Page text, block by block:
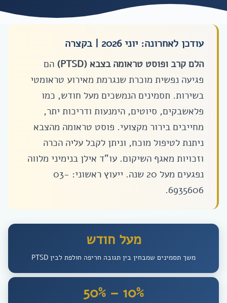
עודכן לאחרונה: יוני 2026 | בקצרה
הלם קרב ופוסט טראומה בצבא (PTSD)
הם
פגיעה נפשית מוכרת שנגרמת מאירוע טראומטי
בשירות. תסמינים הנמשכים מעל חודש, כמו
פלאשבקים, סיוטים, הימנעות ודריכות יתר,
מחייבים בירור מקצועי. פוסט טראומה מהצבא
ניתנת לטיפול מוכח, וניתן לקבל עליה הכרה
וזכויות מאגף השיקום. עו”ד אילן בנימיני מלווה
נפגעים מעל 20 שנה. ייעוץ ראשוני: 03-
6935606.
מעל חודש
משך תסמינים שמבחין בין תגובה חריפה חולפת לבין PTSD
50% – 10%